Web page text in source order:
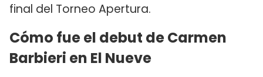
final del Torneo Apertura.
Cómo fue el debut de Carmen
Barbieri en El Nueve